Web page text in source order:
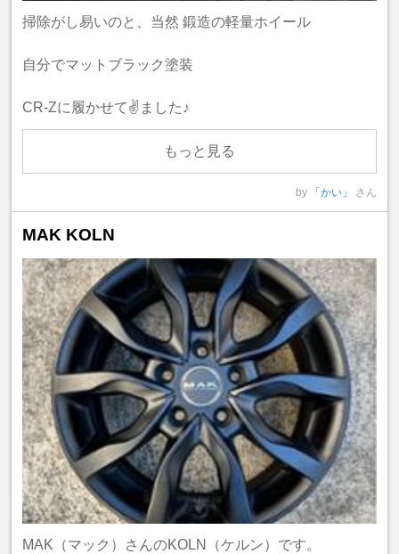
掃除がし易いのと、当然 鍛造の軽量ホイール
自分でマットブラック塗装
CR-Zに履かせて✌️ました♪
もっと見る
by 「かい」 さん
MAK KOLN
MAK（マック）さんのKOLN（ケルン）です。